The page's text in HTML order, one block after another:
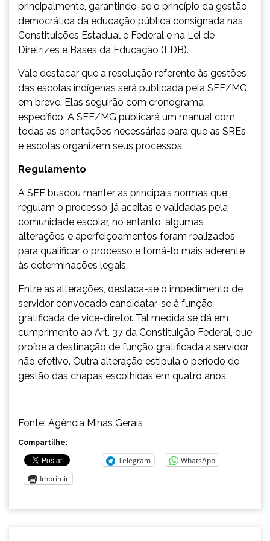
principalmente, garantindo-se o princípio da gestão
democrática da educação pública consignada nas
Constituições Estadual e Federal e na Lei de
Diretrizes e Bases da Educação (LDB).
Vale destacar que a resolução referente às gestões
das escolas indígenas será publicada pela SEE/MG
em breve. Elas seguirão com cronograma
específico. A SEE/MG publicará um manual com
todas as orientações necessárias para que as SREs
e escolas organizem seus processos.
Regulamento
A SEE buscou manter as principais normas que
regulam o processo, já aceitas e validadas pela
comunidade escolar, no entanto, algumas
alterações e aperfeiçoamentos foram realizados
para qualificar o processo e torná-lo mais aderente
às determinações legais.
Entre as alterações, destaca-se o impedimento de
servidor convocado candidatar-se à função
gratificada de vice-diretor. Tal medida se dá em
cumprimento ao Art. 37 da Constituição Federal, que
proíbe a destinação de função gratificada a servidor
não efetivo. Outra alteração estipula o período de
gestão das chapas escolhidas em quatro anos.
Fonte: Agência Minas Gerais
Compartilhe:
Telegram
WhatsApp
Imprimir